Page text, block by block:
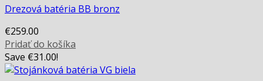
Drezová batéria BB bronz
€259.00
Pridať do košíka
Save €31.00!